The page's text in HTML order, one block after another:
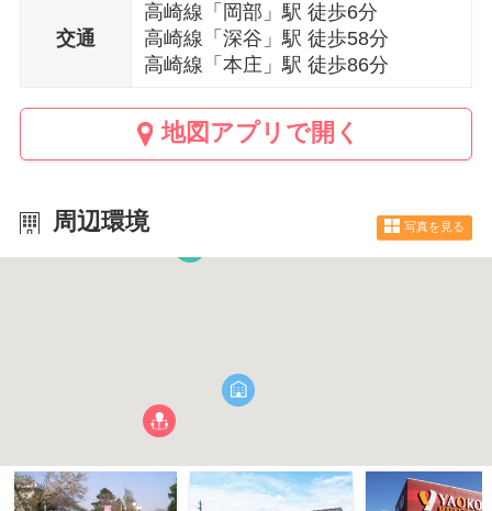
交通
高崎線「岡部」駅 徒歩6分
高崎線「深谷」駅 徒歩58分
高崎線「本庄」駅 徒歩86分
地図アプリで開く
周辺環境 写真を見る